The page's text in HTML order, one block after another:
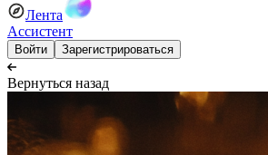
Лента
Ассистент
Войти Зарегистрироваться
Вернуться назад